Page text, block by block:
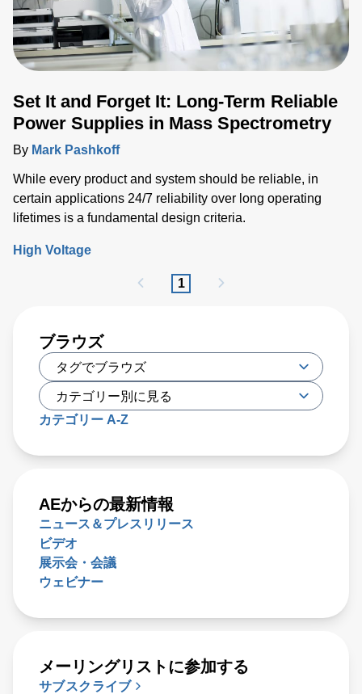
Set It and Forget It: Long-Term Reliable
Power Supplies in Mass Spectrometry
By Mark Pashkoff
While every product and system should be reliable, in
certain applications 24/7 reliability over long operating
lifetimes is a fundamental design criteria.
High Voltage
1
ブラウズ
カテゴリー A-Z
AEからの最新情報
ニュース＆プレスリリース
ビデオ
展示会・会議
ウェビナー
メーリングリストに参加する
サブスクライブ